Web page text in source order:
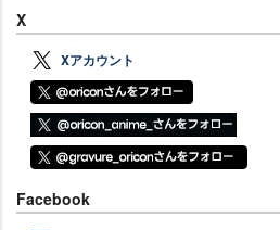
X
Xアカウント
Facebook